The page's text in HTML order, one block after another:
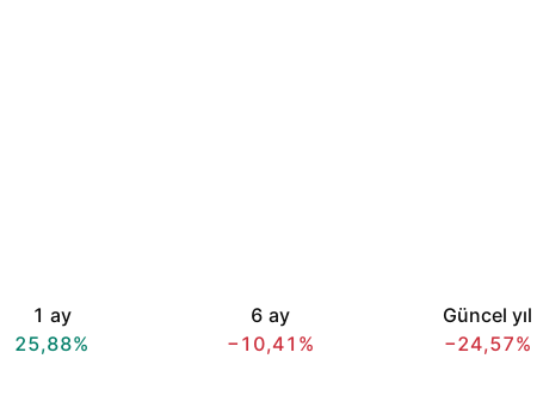
1 ay
25,88%
6 ay
−10,41%
Güncel yıl
−24,57%